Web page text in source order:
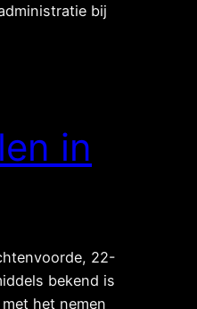
bij
in
22-
bekend is
het nemen